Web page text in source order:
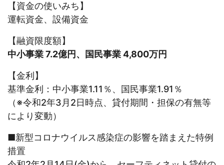
【資金の使いみち】
運転資金、設備資金
【融資限度額】
中小事業 7.2億円、国民事業 4,800万円
【金利】
基準金利：中小事業1.11％、国民事業1.91％
（※令和2年3月2日時点、貸付期間・担保の有無等
により変動）
■新型コロナウイルス感染症の影響を踏まえた特例
措置